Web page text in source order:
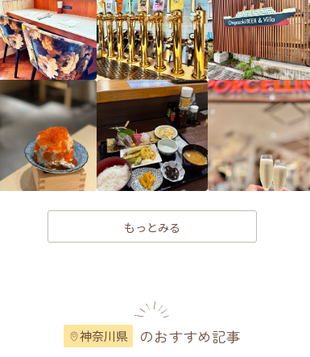
もっとみる
神奈川県 のおすすめ記事